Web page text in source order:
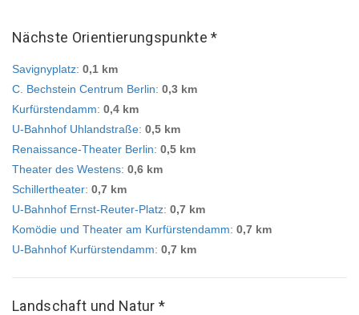
Nächste Orientierungspunkte *
Savignyplatz: 0,1 km
C. Bechstein Centrum Berlin: 0,3 km
Kurfürstendamm: 0,4 km
U-Bahnhof Uhlandstraße: 0,5 km
Renaissance-Theater Berlin: 0,5 km
Theater des Westens: 0,6 km
Schillertheater: 0,7 km
U-Bahnhof Ernst-Reuter-Platz: 0,7 km
Komödie und Theater am Kurfürstendamm: 0,7 km
U-Bahnhof Kurfürstendamm: 0,7 km
Landschaft und Natur *